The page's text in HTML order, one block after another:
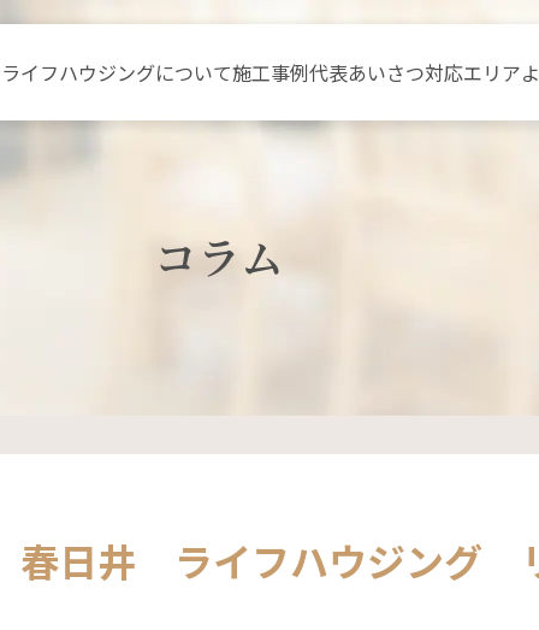
ライフハウジングについて施工事例代表あいさつ対応エリア
コラム
春日井 ライフハウジング